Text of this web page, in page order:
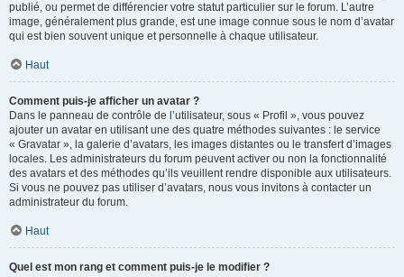
publié, ou permet de différencier votre statut particulier sur le forum. L’autre
image, généralement plus grande, est une image connue sous le nom d’avatar
qui est bien souvent unique et personnelle à chaque utilisateur.
Haut
Comment puis-je afficher un avatar ?
Dans le panneau de contrôle de l’utilisateur, sous « Profil », vous pouvez
ajouter un avatar en utilisant une des quatre méthodes suivantes : le service
« Gravatar », la galerie d’avatars, les images distantes ou le transfert d’images
locales. Les administrateurs du forum peuvent activer ou non la fonctionnalité
des avatars et des méthodes qu’ils veuillent rendre disponible aux utilisateurs.
Si vous ne pouvez pas utiliser d’avatars, nous vous invitons à contacter un
administrateur du forum.
Haut
Quel est mon rang et comment puis-je le modifier ?